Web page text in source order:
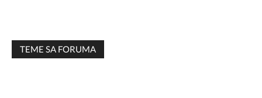
TEME SA FORUMA